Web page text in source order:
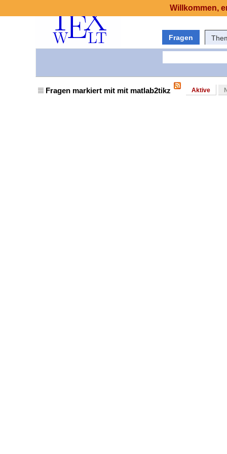
Fragen
Fragen markiert mit mit matlab2tikz Aktive
Willkommen,